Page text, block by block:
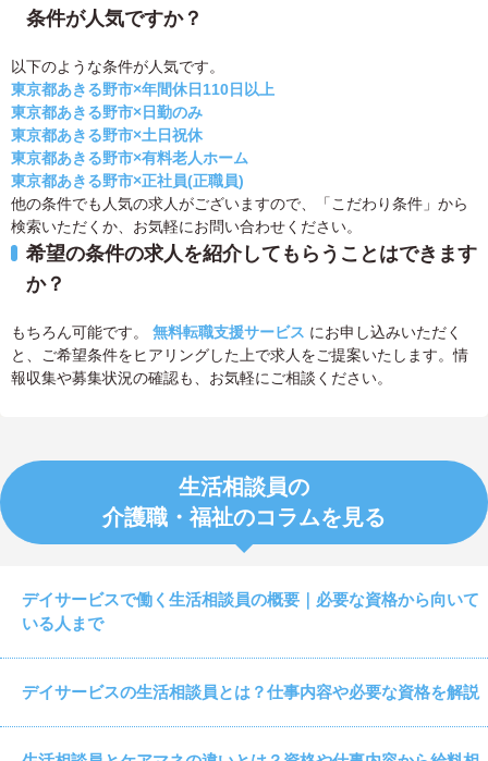
条件が人気ですか？
以下のような条件が人気です。
東京都あきる野市×年間休日110日以上
東京都あきる野市×日勤のみ
東京都あきる野市×土日祝休
東京都あきる野市×有料老人ホーム
東京都あきる野市×正社員(正職員)
他の条件でも人気の求人がございますので、「こだわり条件」から
検索いただくか、お気軽にお問い合わせください。
希望の条件の求人を紹介してもらうことはできます
か？
もちろん可能です。 無料転職支援サービス にお申し込みいただく
と、ご希望条件をヒアリングした上で求人をご提案いたします。情
報収集や募集状況の確認も、お気軽にご相談ください。
生活相談員の
介護職・福祉のコラムを見る
デイサービスで働く生活相談員の概要｜必要な資格から向いて
いる人まで
デイサービスの生活相談員とは？仕事内容や必要な資格を解説